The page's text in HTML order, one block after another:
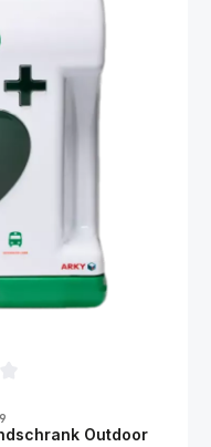
Outdoor